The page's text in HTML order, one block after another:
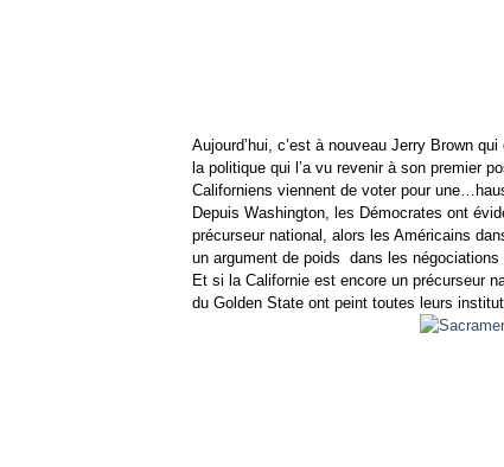
Aujourd’hui, c’est à nouveau Jerry Brown
la politique qui l’a vu revenir à son premier
Californiens viennent de voter pour
Depuis Washington, les Démocrates ont
précurseur national, alors les Américains
un argument de poids dans les
Et si la Californie est encore un précurseur
du Golden State ont peint toutes leurs